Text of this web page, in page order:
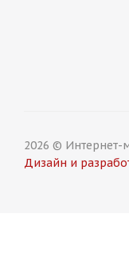
2026 © Интернет-
Дизайн и